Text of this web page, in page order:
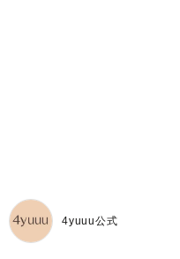
4yuuu公式